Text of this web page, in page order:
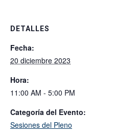
DETALLES
Fecha:
20 diciembre 2023
Hora:
11:00 AM - 5:00 PM
Categoría del Evento:
Sesiones del Pleno